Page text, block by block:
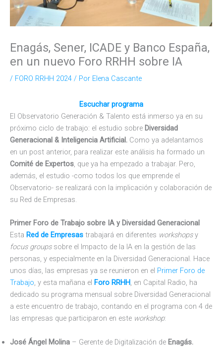
Enagás, Sener, ICADE y Banco España,
en un nuevo Foro RRHH sobre IA
/ FORO RRHH 2024 / Por Elena Cascante
Escuchar programa
El Observatorio Generación & Talento está inmerso ya en su
próximo ciclo de trabajo: el estudio sobre Diversidad
Generacional & Inteligencia Artificial. Como ya adelantamos
en un post anterior, para realizar este análisis ha formado un
Comité de Expertos, que ya ha empezado a trabajar. Pero,
además, el estudio -como todos los que emprende el
Observatorio- se realizará con la implicación y colaboración de
su Red de Empresas.
Primer Foro de Trabajo sobre IA y Diversidad Generacional
Esta Red de Empresas trabajará en diferentes workshopsy
focus groupssobre el Impacto de la IA en la gestión de las
personas, y especialmente en la Diversidad Generacional. Hace
unos días, las empresas ya se reunieron en el Primer Foro de
Trabajo, y esta mañana el Foro RRHH, en Capital Radio, ha
dedicado su programa mensual sobre Diversidad Generacional
a este encuentro de trabajo, contando en el programa con 4 de
las empresas que participaron en este workshop:
José Ángel Molina – Gerente de Digitalización de Enagás.